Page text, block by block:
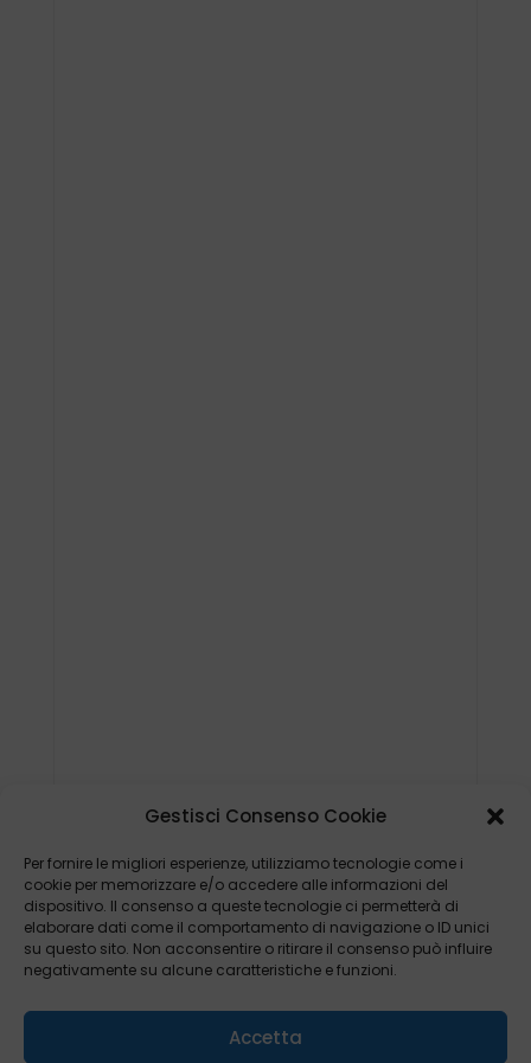
Gestisci Consenso Cookie
Per fornire le migliori esperienze, utilizziamo tecnologie come i
cookie per memorizzare e/o accedere alle informazioni del
dispositivo. Il consenso a queste tecnologie ci permetterà di
elaborare dati come il comportamento di navigazione o ID unici
su questo sito. Non acconsentire o ritirare il consenso può influire
negativamente su alcune caratteristiche e funzioni.
Accetta